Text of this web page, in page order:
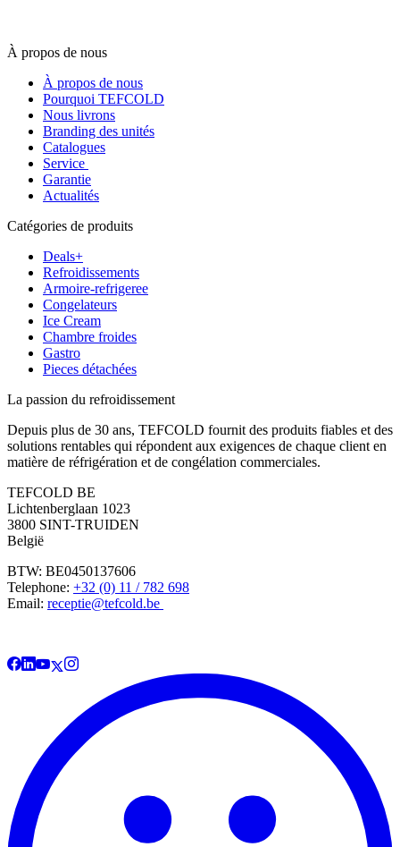
À propos de nous
À propos de nous
Pourquoi TEFCOLD
Nous livrons
Branding des unités
Catalogues
Service
Garantie
Actualités
Catégories de produits
Deals+
Refroidissements
Armoire-refrigeree
Congelateurs
Ice Cream
Chambre froides
Gastro
Pieces détachées
La passion du refroidissement
Depuis plus de 30 ans, TEFCOLD fournit des produits fiables et des
solutions rentables qui répondent aux exigences de chaque client en
matière de réfrigération et de congélation commerciales.
TEFCOLD BE
Lichtenberglaan 1023
3800 SINT-TRUIDEN
België
BTW: BE0450137606
Telephone: +32 (0) 11 / 782 698
Email: receptie@tefcold.be